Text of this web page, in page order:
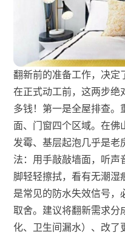
翻新前的准备工作，决定
在正式动工前，这两步绝
多钱！第一是全屋排查。
面、门窗四个区域。在佛
发霉、基层起泡几乎是老
法：用手敲敲墙面，听声
脚轻轻擦拭，看有无潮湿
是常见的防水失效信号，
取舍。建议将翻新需求分
化、卫生间漏水）、改了